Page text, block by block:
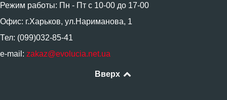
Режим работы: Пн - Пт с 10-00 до 17-00
Офис: г.Харьков, ул.Нариманова, 1
Тел: (099)032-85-41
e-mail: zakaz@evolucia.net.ua
Вверх